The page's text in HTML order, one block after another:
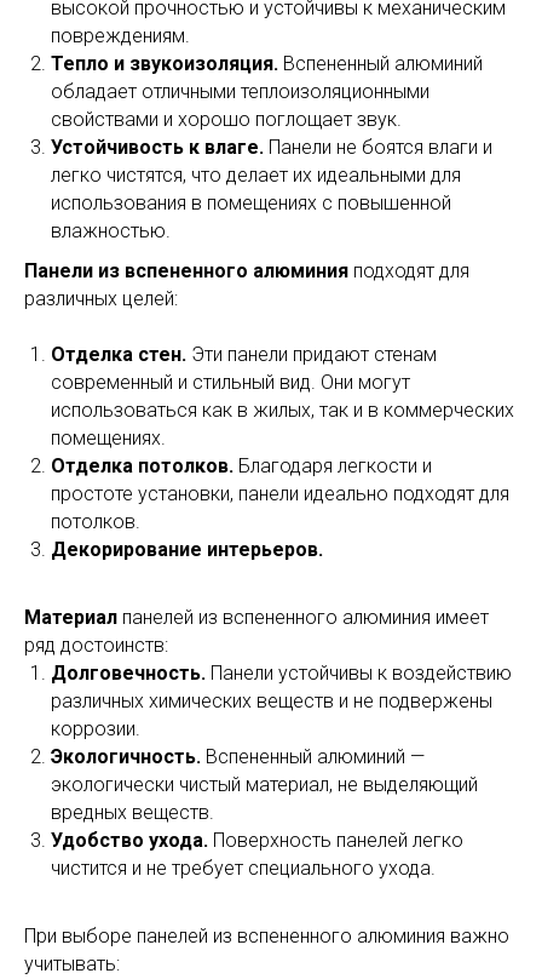
высокой прочностью и устойчивы к механическим
повреждениям.
Тепло и звукоизоляция. Вспененный алюминий
обладает отличными теплоизоляционными
свойствами и хорошо поглощает звук.
Устойчивость к влаге. Панели не боятся влаги и
легко чистятся, что делает их идеальными для
использования в помещениях с повышенной
влажностью.
Панели из вспененного алюминия подходят для
различных целей:
Отделка стен. Эти панели придают стенам
современный и стильный вид. Они могут
использоваться как в жилых, так и в коммерческих
помещениях.
Отделка потолков. Благодаря легкости и
простоте установки, панели идеально подходят для
потолков.
Декорирование интерьеров.
Материал панелей из вспененного алюминия имеет
ряд достоинств:
Долговечность. Панели устойчивы к воздействию
различных химических веществ и не подвержены
коррозии.
Экологичность. Вспененный алюминий —
экологически чистый материал, не выделяющий
вредных веществ.
Удобство ухода. Поверхность панелей легко
чистится и не требует специального ухода.
При выборе панелей из вспененного алюминия важно
учитывать: